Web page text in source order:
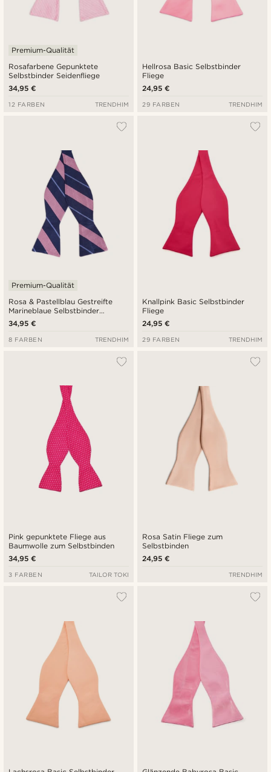
Rosafarbene Gepunktete
Selbstbinder Seidenfliege
Premium-Qualität
34,95 €
12 FARBEN TRENDHIM
Hellrosa Basic Selbstbinder
Fliege
24,95 €
29 FARBEN TRENDHIM
Rosa & Pastellblau Gestreifte
Marineblaue Selbstbinder
Seidenfliege
Premium-Qualität
34,95 €
8 FARBEN TRENDHIM
Knallpink Basic Selbstbinder
Fliege
24,95 €
29 FARBEN TRENDHIM
Pink gepunktete Fliege aus
Baumwolle zum Selbstbinden
34,95 €
3 FARBEN TAILOR TOKI
Rosa Satin Fliege zum
Selbstbinden
24,95 €
TRENDHIM